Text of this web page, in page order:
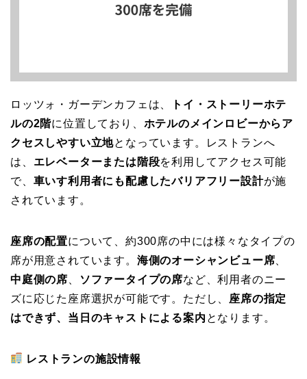
ロッツォ・ガーデンカフェは、
トイ・ストーリーホテ
ルの2階に位置しており、 ホテルのメインロビーからア
クセスしやすい立地となっています。レストランへ
は、 エレベーターまたは階段を利用してアクセス可能
で、 車いす利用者にも配慮したバリアフリー設計が施
されています。
座席の配置について、約300席の中には様々なタイプの
席が用意されています。 海側のオーシャンビュー席
中庭側の席
ソファータイプの席など、利用者のニー
ズに応じた座席選択が可能です。ただし、 座席の指定
はできず、当日のキャストによる案内 となります。
レストランの施設情報